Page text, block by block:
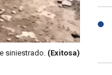
siniestrado. (Exitosa)